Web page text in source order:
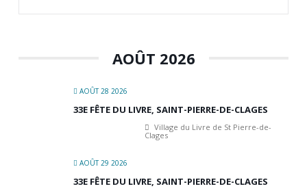
AOÛT 2026
AOÛT 28 2026
33E FÊTE DU LIVRE, SAINT-PIERRE-DE-CLAGES
Village du Livre de St Pierre-de-
Clages
AOÛT 29 2026
33E FÊTE DU LIVRE, SAINT-PIERRE-DE-CLAGES